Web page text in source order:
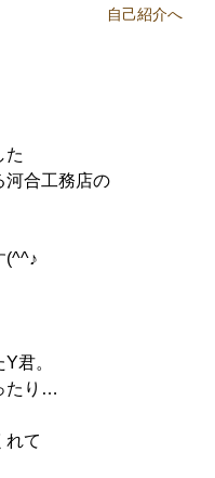
自己紹介へ
た
河合工務店の
(^^♪
君。
たり…
れて